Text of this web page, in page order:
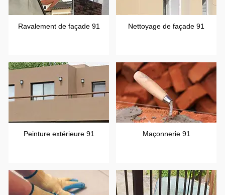
Ravalement de façade 91 Nettoyage de façade 91
Peinture extérieure 91 Maçonnerie 91